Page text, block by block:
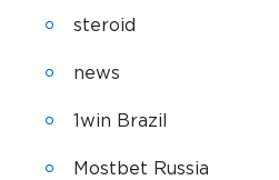
steroid
news
1win Brazil
Mostbet Russia